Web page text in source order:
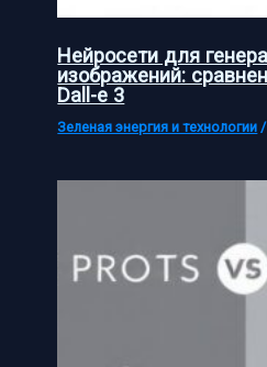
Нейросети для
изображений:
Dall-e 3
Зеленая энергия и технологии /